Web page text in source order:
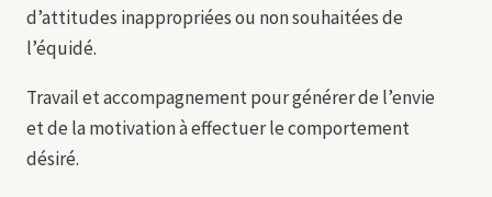
d’attitudes inappropriées ou non souhaitées de
l’équidé.
Travail et accompagnement pour générer de l’envie
et de la motivation à effectuer le comportement
désiré.